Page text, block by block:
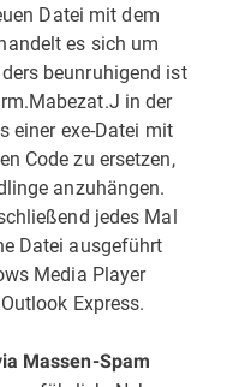
Datei mit dem
es sich um
beunruhigend ist
in der
einer exe-Datei mit
Code zu ersetzen,
anzuhängen.
jedes Mal
Datei ausgeführt
Media Player
Express.
Massen-Spam